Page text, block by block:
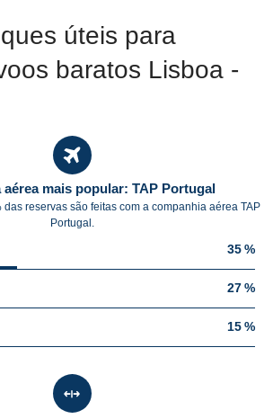
úteis para
baratos Lisboa -
aérea mais popular: TAP Portugal
das reservas são feitas com a companhia aérea TAP
Portugal.
35 %
27 %
15 %